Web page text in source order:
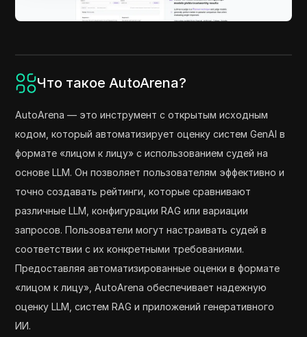
Что такое AutoArena?
AutoArena — это инструмент с открытым исходным
кодом, который автоматизирует оценку систем GenAI в
формате «лицом к лицу» с использованием судей на
основе LLM. Он позволяет пользователям эффективно и
точно создавать рейтинги, которые сравнивают
различные LLM, конфигурации RAG или вариации
запросов. Пользователи могут настраивать судей в
соответствии с их конкретными требованиями.
Предоставляя автоматизированные оценки в формате
«лицом к лицу», AutoArena обеспечивает надежную
оценку LLM, систем RAG и приложений генеративного
ИИ.